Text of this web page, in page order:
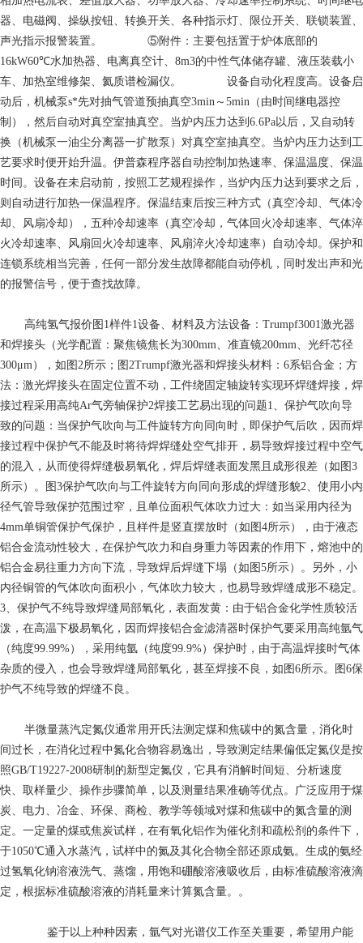
器、电磁阀、操纵按钮、转换开关、各种指示灯、限位开关、联锁装置、
声光指示报警装置。 ⑤附件：主要包括置于炉体底部的
16kW60℃水加热器、电离真空计、8m3的中性气体储存罐、液压装载小
车、加热室维修架、氦质谱检漏仪。 设备自动化程度高。设备启
动后，机械泵s*先对抽气管道预抽真空3min～5min（由时间继电器控
制），然后自动对真空室抽真空。当炉内压力达到6.6Pa以后，又自动转
换（机械泵一油尘分离器一扩散泵）对真空室抽真空。当炉内压力达到工
艺要求时便开始升温。伊普森程序器自动控制加热速率、保温温度、保温
时间。设备在未启动前，按照工艺规程操作，当炉内压力达到要求之后，
则自动进行加热一保温程序。保温结束后按三种方式（真空冷却、气体冷
却、风扇冷却），五种冷却速率（真空冷却，气体回火冷却速率、气体淬
火冷却速率、风扇回火冷却速率、风扇淬火冷却速率）自动冷却。保护和
连锁系统相当完善，任何一部分发生故障都能自动停机，同时发出声和光
的报警信号，便于查找故障。
高纯氢气报价 图1样件1设备、材料及方法设备：Trumpf3001激光器
和焊接头（光学配置：聚焦镜焦长为300mm、准直镜200mm、光纤芯径
300μm），如图2所示；图2Trumpf激光器和焊接头材料：6系铝合金；方
法：激光焊接头在固定位置不动，工件绕固定轴旋转实现环焊缝焊接，焊
接过程采用高纯Ar气旁轴保护2焊接工艺易出现的问题1、保护气吹向导
致的问题：当保护气吹向与工件旋转方向同向时，即保护气后吹，因而焊
接过程中保护气不能及时将待焊焊缝处空气排开，易导致焊接过程中空气
的混入，从而使得焊缝极易氧化，焊后焊缝表面发黑且成形很差（如图3
所示）。图3保护气吹向与工件旋转方向同向形成的焊缝形貌2、使用小内
径气管导致保护范围过窄，且单位面积气体吹力过大：如当采用内径为
4mm单铜管保护气保护，且样件是竖直摆放时（如图4所示），由于液态
铝合金流动性较大，在保护气吹力和自身重力等因素的作用下，熔池中的
铝合金易往重力方向下流，导致焊后焊缝下塌（如图5所示）。另外，小
内径铜管的气体吹向面积小，气体吹力较大，也易导致焊缝成形不稳定。
3、保护气不纯导致焊缝局部氧化，表面发黄：由于铝合金化学性质较活
泼，在高温下极易氧化，因而焊接铝合金滤清器时保护气要采用高纯氩气
（纯度99.99%），采用纯氩（纯度99.9%）保护时，由于高温焊接时气体
杂质的侵入，也会导致焊缝局部氧化，甚至焊接不良，如图6所示。图6保
护气不纯导致的焊缝不良。
半微量蒸汽定氮仪通常用开氏法测定煤和焦碳中的氮含量，消化时
间过长，在消化过程中氮化合物容易逸出，导致测定结果偏低定氮仪是按
照GB/T19227-2008研制的新型定氮仪，它具有消解时间短、分析速度
快、取样量少、操作步骤简单，以及测量结果准确等优点。广泛应用于煤
炭、电力、冶金、环保、商检、教学等领域对煤和焦碳中的氮含量的测
定。一定量的煤或焦炭试样，在有氧化铝作为催化剂和疏松剂的条件下，
于1050℃通入水蒸汽，试样中的氮及其化合物全部还原成氨。生成的氨经
过氢氧化钠溶液洗气、蒸馏，用饱和硼酸溶液吸收后，由标准硫酸溶液滴
定，根据标准硫酸溶液的消耗量来计算氮含量。。
鉴于以上种种因素，氩气对光谱仪工作至关重要，希望用户能